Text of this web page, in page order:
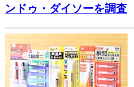
ンドゥ・ダイソーを調査